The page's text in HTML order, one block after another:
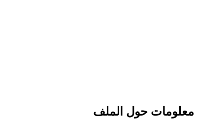
معلومات حول الملف